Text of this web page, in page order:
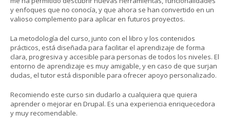
y enfoques que no conocía, y que ahora se han convertido en un
valioso complemento para aplicar en futuros proyectos.
La metodología del curso, junto con el libro y los contenidos
prácticos, está diseñada para facilitar el aprendizaje de forma
clara, progresiva y accesible para personas de todos los niveles. El
entorno de aprendizaje es muy amigable, y en caso de que surjan
dudas, el tutor está disponible para ofrecer apoyo personalizado.
Recomiendo este curso sin dudarlo a cualquiera que quiera
aprender o mejorar en Drupal. Es una experiencia enriquecedora
y muy recomendable.